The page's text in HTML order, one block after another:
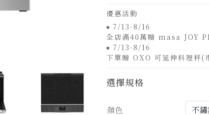
優惠活動
7/13-8/16
全店滿40萬贈 masa JOY
7/13-8/16
下單贈 OXO 可延伸料理秤(
選擇規格
顏色